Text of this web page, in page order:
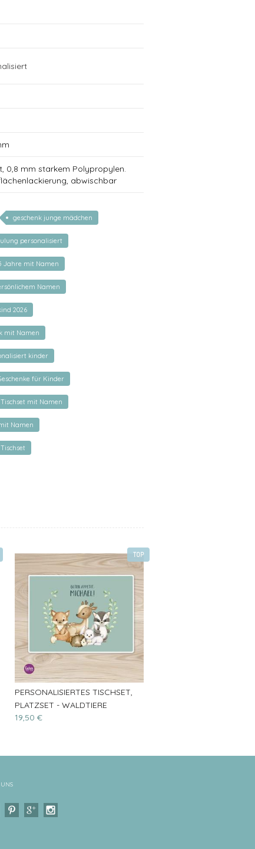
0,8 mm starkem Polypropylen.
abwischbar
geschenk junge mädchen
personalisiert
Jahre mit Namen
Namen
2026
mit Namen
kinder
für Kinder
mit Namen
Namen
TOP
PERSONALISIERTES TISCHSET,
PLATZSET - WALDTIERE
19,50 €
UNS